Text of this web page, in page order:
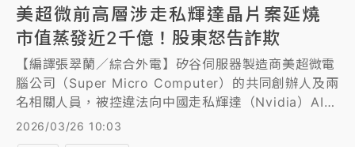
美超微前高層涉走私輝達晶片案延燒
市值蒸發近2千億！股東怒告詐欺
【編譯張翠蘭／綜合外電】矽谷伺服器製造商美超微電
腦公司（Super Micro Computer）的共同創辦人及兩
名相關人員，被控違法向中國走私輝達（Nvidia）AI晶
片後，股東周三（3/25）提起訴訟，指控該公司隱瞞
對中國市場的依賴，違反美國出口管制法，構成證券詐
2026/03/26 10:03